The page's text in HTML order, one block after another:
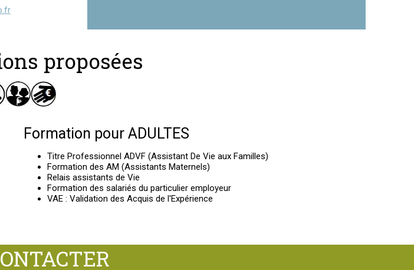
proposées
Formation pour ADULTES
Titre Professionnel ADVF (Assistant De Vie aux Familles)
Formation des AM (Assistants Maternels)
Relais assistants de Vie
Formation des salariés du particulier employeur
VAE : Validation des Acquis de l'Expérience